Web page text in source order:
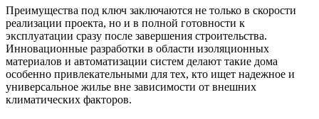
Преимущества под ключ заключаются не только в скорости
реализации проекта, но и в полной готовности к
эксплуатации сразу после завершения строительства.
Инновационные разработки в области изоляционных
материалов и автоматизации систем делают такие дома
особенно привлекательными для тех, кто ищет надежное и
универсальное жилье вне зависимости от внешних
климатических факторов.